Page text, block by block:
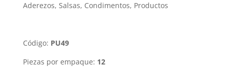
Aderezos, Salsas, Condimentos, Productos
Código: PU49
Piezas por empaque: 12